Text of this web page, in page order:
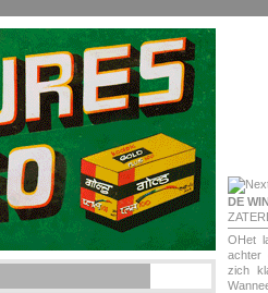
DE
OHet
achter
zich